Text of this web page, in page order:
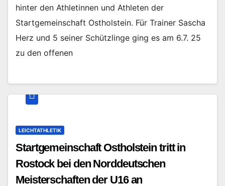
hinter den Athletinnen und Athleten der
Startgemeinschaft Ostholstein. Für Trainer Sascha
Herz und 5 seiner Schützlinge ging es am 6.7. 25
zu den offenen
LEICHTATHLETIK
Startgemeinschaft Ostholstein tritt in
Rostock bei den Norddeutschen
Meisterschaften der U16 an